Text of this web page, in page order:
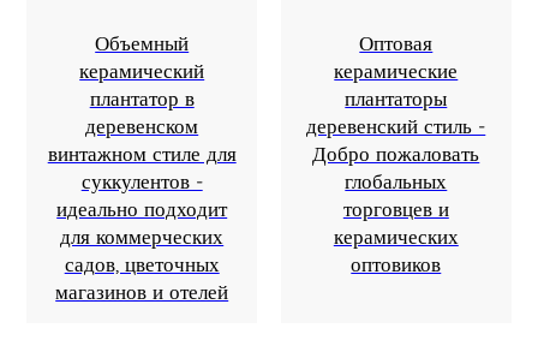
Объемный
керамический
плантатор в
деревенском
винтажном стиле для
суккулентов -
идеально подходит
для коммерческих
садов, цветочных
магазинов и отелей
Оптовая
керамические
плантаторы
деревенский стиль -
Добро пожаловать
глобальных
торговцев и
керамических
оптовиков